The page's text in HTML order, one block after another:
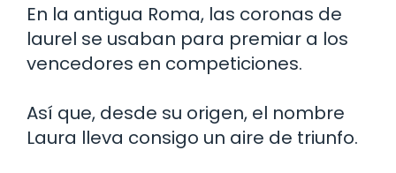
En la antigua Roma, las coronas de
laurel se usaban para premiar a los
vencedores en competiciones.
Así que, desde su origen, el nombre
Laura lleva consigo un aire de triunfo.